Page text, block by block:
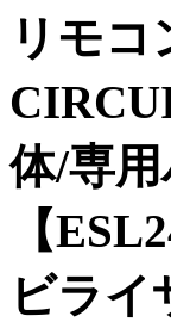
リモ
体/専
【
ビライ